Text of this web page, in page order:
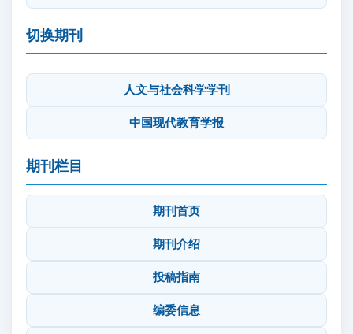
切换期刊
人文与社会科学学刊
中国现代教育学报
期刊栏目
期刊首页
期刊介绍
投稿指南
编委信息